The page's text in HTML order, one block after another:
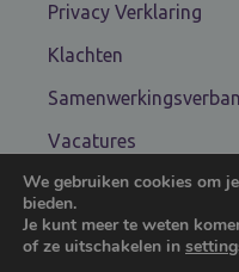
Privacy Verklaring
Klachten
Vacatures
Algemene
We gebruiken cookies om
bieden.
Je kunt meer te weten
of ze uitschakelen in